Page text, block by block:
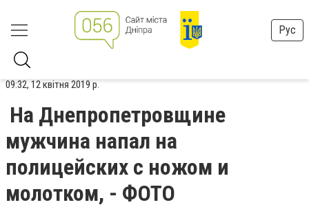
Рус
09:32, 12 квітня 2019 р.
На Днепропетровщине
мужчина напал на
полицейских с ножом и
молотком, - ФОТО